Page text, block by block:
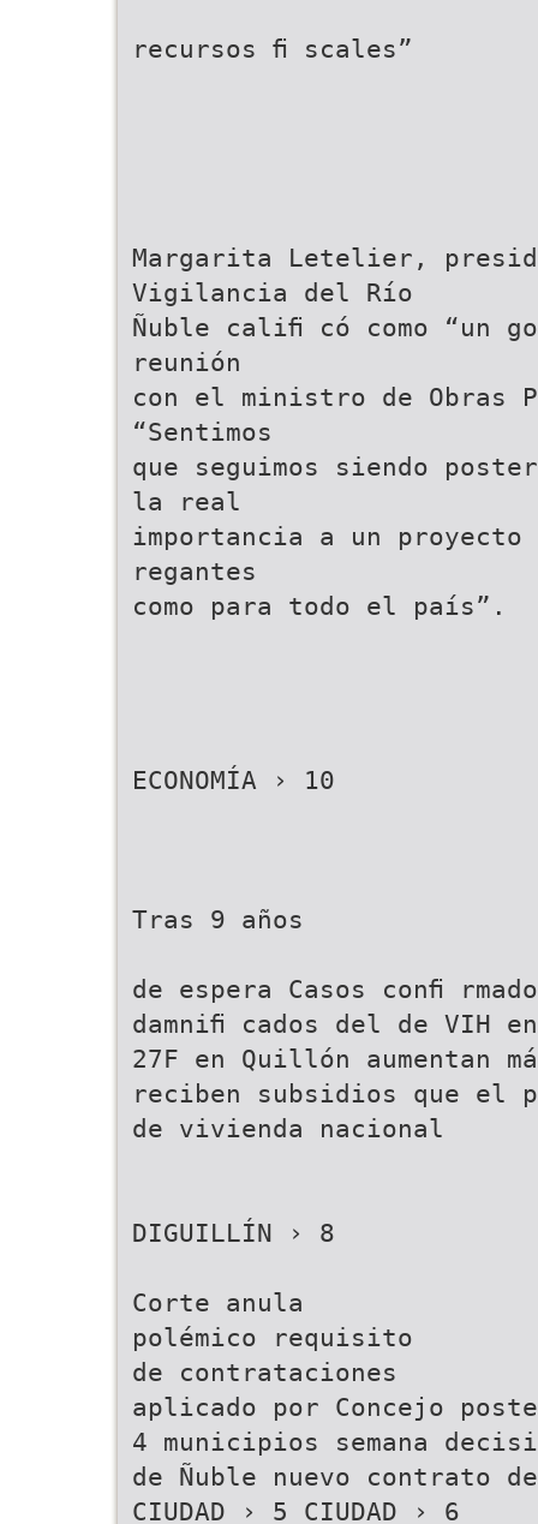
recursos ﬁ scales”
Margarita Letelier,
Vigilancia del Río
Ñuble caliﬁ có como “un
reunión
con el ministro de Obras
“Sentimos
que seguimos siendo
la real
importancia a un
regantes
como para todo el país”.
ECONOMÍA › 10
Tras 9 años
de espera Casos conﬁ
damniﬁ cados del de VIH
27F en Quillón aumentan
reciben subsidios que el
de vivienda nacional
DIGUILLÍN › 8
Corte anula
polémico requisito
de contrataciones
aplicado por Concejo
4 municipios semana
de Ñuble nuevo contrato
CIUDAD › 5 CIUDAD › 6